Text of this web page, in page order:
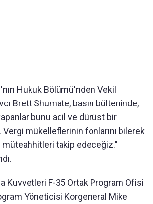
Hukuk Bölümü'nden Vekil
Brett Shumate, basın bülteninde,
bunu adil ve dürüst bir
Vergi mükelleflerinin fonlarını bilerek
müteahhitleri takip edeceğiz."
Kuvvetleri F-35 Ortak Program Ofisi
Yöneticisi Korgeneral Mike